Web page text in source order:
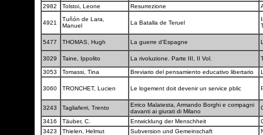
2982 Tolstoi, Leone Resurrezione
4921
Tuñón de Lara,
Manuel
La Batalla de Teruel
5477 THOMAS, Hugh La guerre d'Espagne
3029 Taine, Ippolito La rivoluzione. Parte III, II Vol.
3053 Tomassi, Tina Breviario del pensamiento educativo libertario
3060 TRONCHET, Lucien Le logement doit devenir un service pblic
3243 Tagliaferri, Trento
Errico Malatesta, Armando Borghi e compagni
davanti ai giurati di Milano
3416 Täuber, C. Entwicklung der Menschheit
3423
Thielen, Helmut Subversion und Gemeinschaft